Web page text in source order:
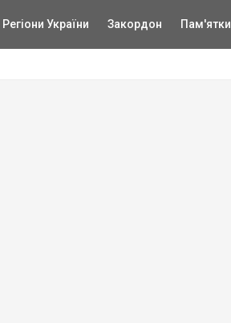
Регіони України Закордон Пам'ятки